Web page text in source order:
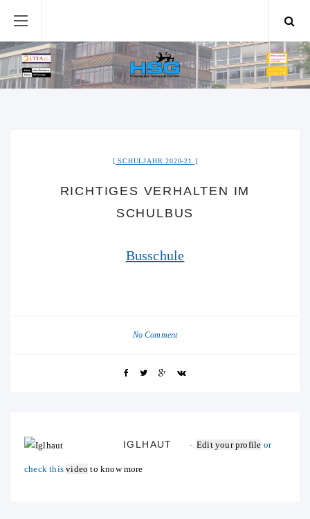
SCHULJAHR 2020-21
RICHTIGES VERHALTEN IM
SCHULBUS
Busschule
No Comment
IGLHAUT Edit your profile or
check thisvideo to know more